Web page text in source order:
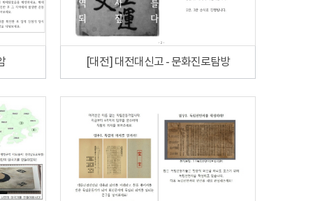
[대전] 대전대신고 - 문화진로탐방